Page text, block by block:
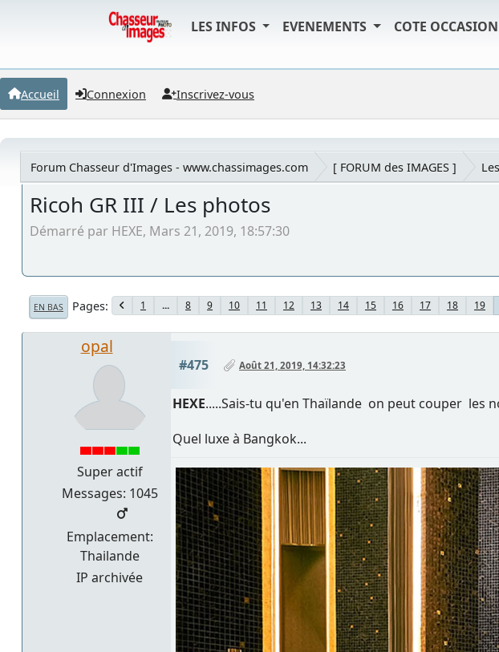
LES INFOS EVENEMENTS COTE OCCASION
Accueil Connexion Inscrivez-vous
Forum Chasseur d'Images - www.chassimages.com [ FORUM des IMAGES ]
Ricoh GR III / Les photos
Démarré par HEXE, Mars 21, 2019, 18:57:30
EN BAS Pages 1 ... 8 9 10 11 12 13 14 15 16 17 18 19
opal
Super actif
Messages: 1045
Emplacement:
Thailande
IP archivée
#475 Août 21, 2019, 14:32:23
HEXE.....Sais-tu qu'en Thaïlande on peut couper les
Quel luxe à Bangkok...